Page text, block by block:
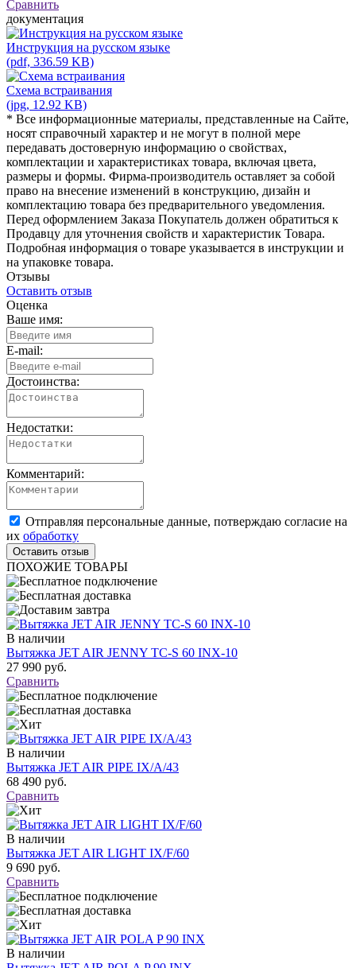
Сравнить
документация
Инструкция на русском языке
(pdf, 336.59 KB)
Схема встраивания
(jpg, 12.92 KB)
* Все информационные материалы, представленные на Сайте,
носят справочный характер и не могут в полной мере
передавать достоверную информацию о свойствах,
комплектации и характеристиках товара, включая цвета,
размеры и формы. Фирма-производитель оставляет за собой
право на внесение изменений в конструкцию, дизайн и
комплектацию товара без предварительного уведомления.
Перед оформлением Заказа Покупатель должен обратиться к
Продавцу для уточнения свойств и характеристик Товара.
Подробная информация о товаре указывается в инструкции и
на упаковке товара.
Отзывы
Оставить отзыв
Оценка
Ваше имя:
E-mail:
Достоинства:
Недостатки:
Комментарий:
Отправляя персональные данные, потверждаю согласие на
их обработку
ПОХОЖИЕ ТОВАРЫ
В наличии
Вытяжка JET AIR JENNY TC-S 60 INX-10
27 990 руб.
Сравнить
В наличии
Вытяжка JET AIR PIPE IX/A/43
68 490 руб.
Сравнить
В наличии
Вытяжка JET AIR LIGHT IX/F/60
9 690 руб.
Сравнить
В наличии